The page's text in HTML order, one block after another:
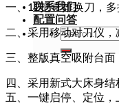
联系我们
配置问答
Search
一、12把直排换刀，
二、采用移动对刀仪，
三、整版真空吸附台面
四、采用新式大床身
五、一键启停、定位，